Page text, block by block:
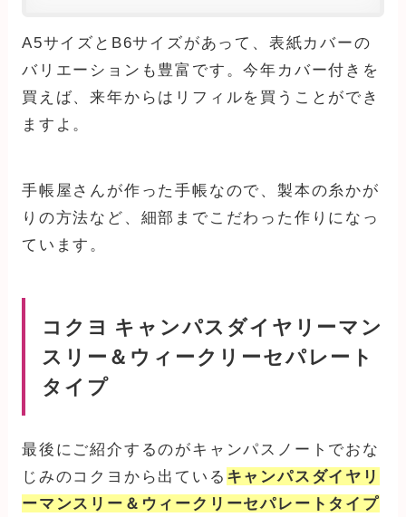
A5サイズとB6サイズがあって、表紙カバーの
バリエーションも豊富です。今年カバー付きを
買えば、来年からはリフィルを買うことができ
ますよ。
手帳屋さんが作った手帳なので、製本の糸かが
りの方法など、細部までこだわった作りになっ
ています。
コクヨ キャンパスダイヤリーマン
スリー＆ウィークリーセパレート
タイプ
最後にご紹介するのがキャンパスノートでおな
じみのコクヨから出ている キャンパスダイヤリ
ーマンスリー＆ウィークリーセパレートタイプ